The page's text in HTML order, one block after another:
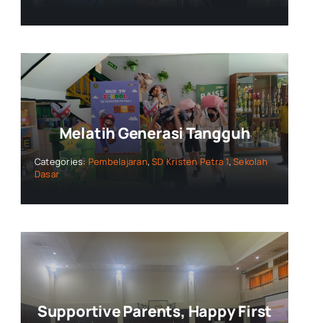
Melatih Generasi Tangguh
Categories: Pembelajaran,SD Kristen Petra 1,Sekolah
Dasar
Supportive Parents, Happy First